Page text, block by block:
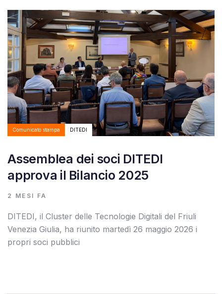
Tags
Comunicato stampa
Autore:
DITEDI
Assemblea dei soci DITEDI
approva il Bilancio 2025
2 MESI FA
DITEDI, il Cluster delle Tecnologie Digitali del Friuli
Venezia Giulia, ha riunito martedì 26 maggio 2026 i
propri soci pubblici